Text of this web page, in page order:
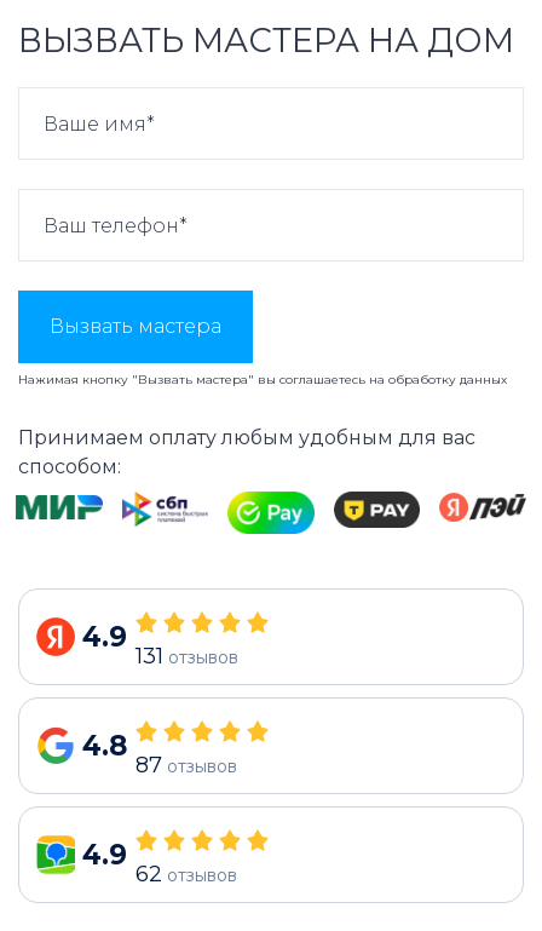
ВЫЗВАТЬ МАСТЕРА НА ДОМ
Вызвать мастера
Нажимая кнопку "Вызвать мастера" вы соглашаетесь на обработку данных
Принимаем оплату любым удобным для вас
способом:
4.9
131 отзывов
4.8
87 отзывов
4.9
62 отзывов